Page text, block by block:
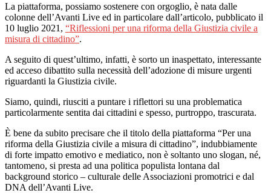
La piattaforma, possiamo sostenere con orgoglio, è nata dalle
colonne dell’Avanti Live ed in particolare dall’articolo, pubblicato il
10 luglio 2021, “Riflessioni per una riforma della Giustizia civile a
misura di cittadino”.
A seguito di quest’ultimo, infatti, è sorto un inaspettato, interessante
ed acceso dibattito sulla necessità dell’adozione di misure urgenti
riguardanti la Giustizia civile.
Siamo, quindi, riusciti a puntare i riflettori su una problematica
particolarmente sentita dai cittadini e spesso, purtroppo, trascurata.
È bene da subito precisare che il titolo della piattaforma “Per una
riforma della Giustizia civile a misura di cittadino”, indubbiamente
di forte impatto emotivo e mediatico, non è soltanto uno slogan, né,
tantomeno, si presta ad una politica populista lontana dal
background storico – culturale delle Associazioni promotrici e dal
DNA dell’Avanti Live.